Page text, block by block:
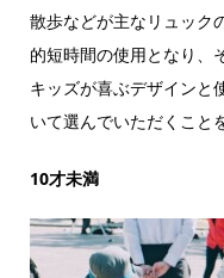
散歩などが主なリュック
的短時間の使用となり、
キッズが喜ぶデザインと
いて選んでいただくこと
10才未満